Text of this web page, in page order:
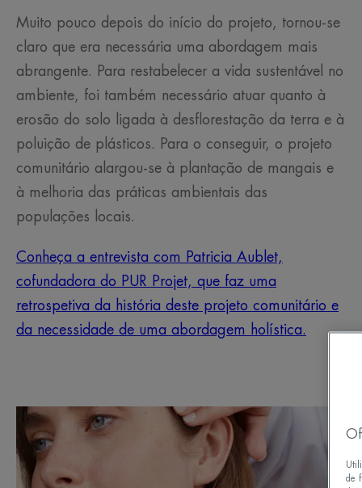
Muito pouco depois do início do projeto, tornou-se
claro que era necessária uma abordagem mais
abrangente. Para restabelecer a vida sustentável no
ambiente, foi também necessário atuar quanto à
erosão do solo ligada à desflorestação da terra e à
poluição de plásticos. Para o conseguir, o projeto
comunitário alargou-se à plantação de mangais e
à melhoria das práticas ambientais das
populações locais.
Conheça a entrevista com Patricia Aublet,
cofundadora do PUR Projet, que faz uma
retrospetiva da história deste projeto comunitário e
da necessidade de uma abordagem holística.
de